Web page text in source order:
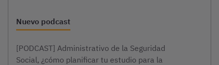
Nuevo podcast
[PODCAST] Administrativo de la Seguridad
Social, ¿cómo planificar tu estudio para la